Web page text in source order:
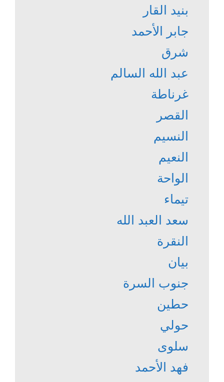
بنيد القار
جابر الأحمد
شرق
عبد الله السالم
غرناطة
القصر
النسيم
النعيم
الواحة
تيماء
سعد العبد الله
النقرة
بيان
جنوب السرة
حطين
حولي
سلوى
فهد الأحمد